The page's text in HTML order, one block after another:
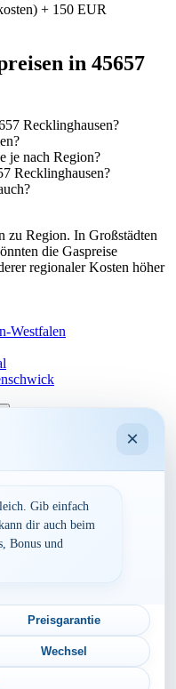
+ 150 EUR
in 45657
Recklinghausen?
je nach Region?
Recklinghausen?
zu Region. In Großstädten
die Gaspreise
regionaler Kosten höher
Westfalen
×
Gib einfach
dir auch beim
Bonus und
Preisgarantie
Wechsel